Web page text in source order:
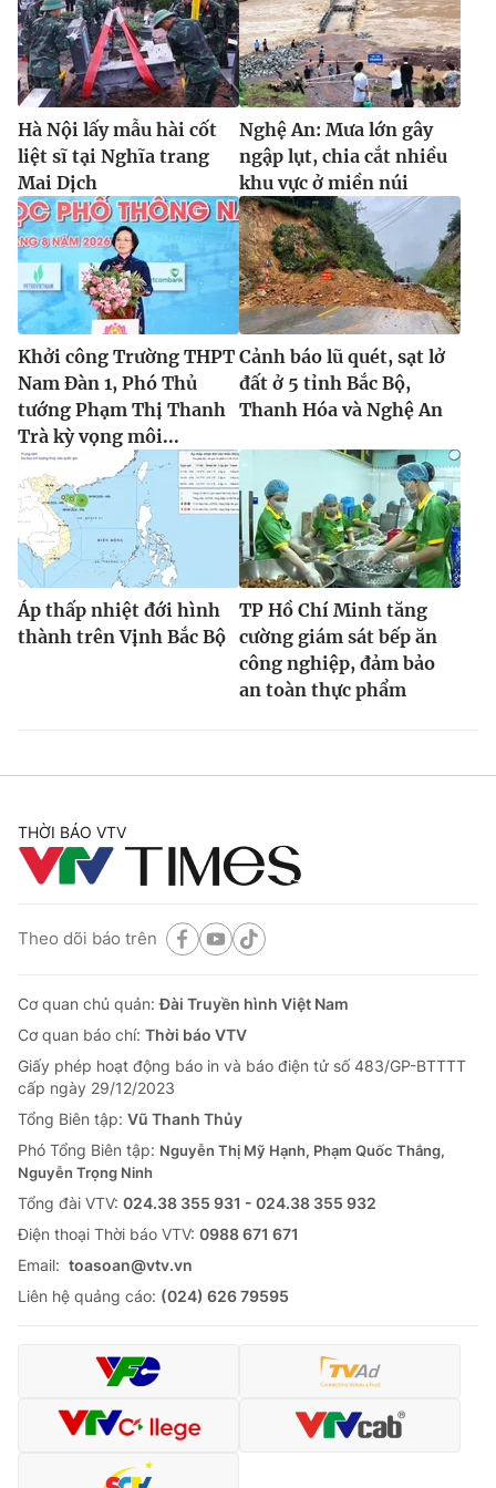
Hà Nội lấy mẫu hài cốt
liệt sĩ tại Nghĩa trang
Mai Dịch
Nghệ An: Mưa lớn gây
ngập lụt, chia cắt nhiều
khu vực ở miền núi
Khởi công Trường THPT
Nam Đàn 1, Phó Thủ
tướng Phạm Thị Thanh
Trà kỳ vọng môi...
Cảnh báo lũ quét, sạt lở
đất ở 5 tỉnh Bắc Bộ,
Thanh Hóa và Nghệ An
Áp thấp nhiệt đới hình
thành trên Vịnh Bắc Bộ
TP Hồ Chí Minh tăng
cường giám sát bếp ăn
công nghiệp, đảm bảo
an toàn thực phẩm
THỜI BÁO VTV
Theo dõi báo trên
Cơ quan chủ quản:Đài Truyền hình Việt Nam
Cơ quan báo chí: Thời báo VTV
Giấy phép hoạt động báo in và báo điện tử số 483/GP-BTTTT
cấp ngày 29/12/2023
Tổng Biên tập: Vũ Thanh Thủy
Phó Tổng Biên tập: Nguyễn Thị Mỹ Hạnh, Phạm Quốc Thắng,
Nguyễn Trọng Ninh
Tổng đài VTV: 024.38 355 931 - 024.38 355 932
Ðiện thoại Thời báo VTV: 0988 671 671
Email: toasoan@vtv.vn
Liên hệ quảng cáo: (024) 626 79595